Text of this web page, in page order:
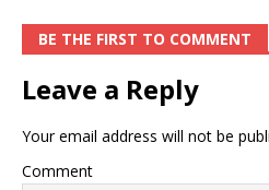
BE THE FIRST TO COMMENT
Leave a Reply
Your email address will not be
Comment